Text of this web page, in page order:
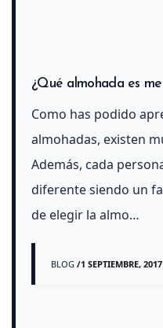
¿Qué almohada es
Como has podido
almohadas, existen
Además, cada
diferente siendo un
de elegir la almo…
BLOG /1 SEPTIEMBRE, 2017